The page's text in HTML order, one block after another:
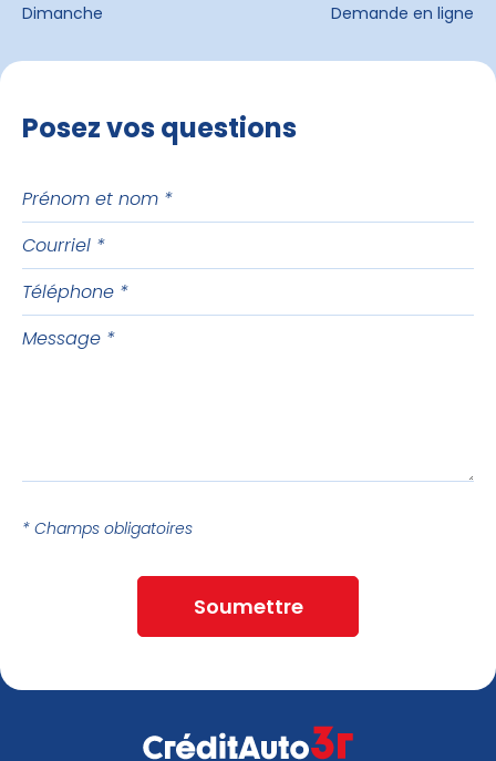
Dimanche
Demande en ligne
Posez vos questions
Prénom
et
nom
Courriel
Téléphone
Message
* Champs obligatoires
Soumettre